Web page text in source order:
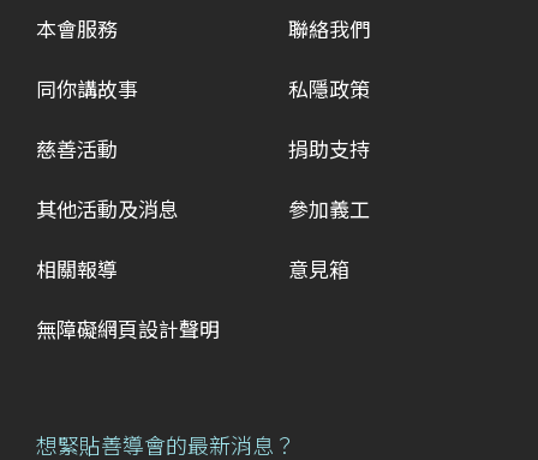
本會服務
同你講故事
慈善活動
其他活動及消息
相關報導
聯絡我們
私隱政策
捐助支持
參加義工
意見箱
無障礙網頁設計聲明
想緊貼善導會的最新消息？